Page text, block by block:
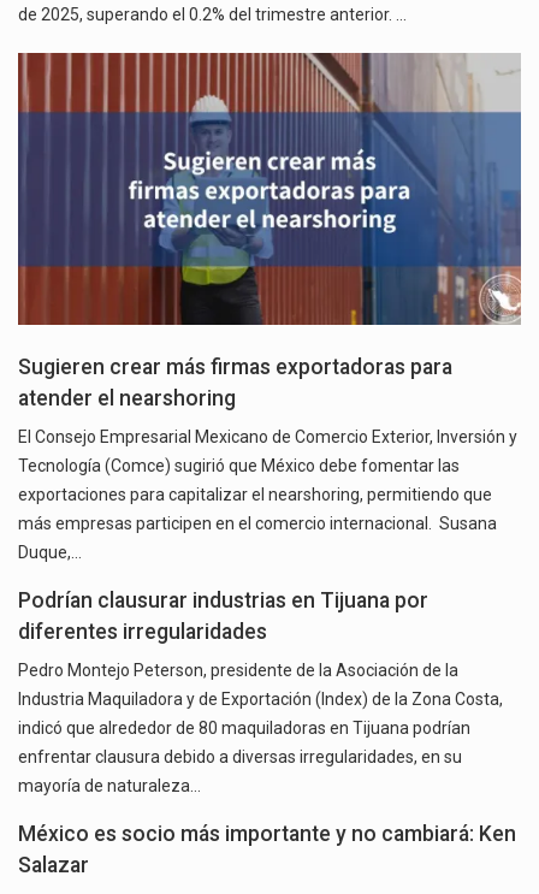
de 2025, superando el 0.2% del trimestre anterior. …
Sugieren crear más firmas exportadoras para
atender el nearshoring
El Consejo Empresarial Mexicano de Comercio Exterior, Inversión y
Tecnología (Comce) sugirió que México debe fomentar las
exportaciones para capitalizar el nearshoring, permitiendo que
más empresas participen en el comercio internacional. Susana
Duque,…
Podrían clausurar industrias en Tijuana por
diferentes irregularidades
Pedro Montejo Peterson, presidente de la Asociación de la
Industria Maquiladora y de Exportación (Index) de la Zona Costa,
indicó que alrededor de 80 maquiladoras en Tijuana podrían
enfrentar clausura debido a diversas irregularidades, en su
mayoría de naturaleza…
México es socio más importante y no cambiará: Ken
Salazar